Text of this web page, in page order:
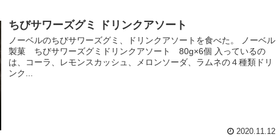
ちびサワーズグミ ドリンクアソート
ノーベルのちびサワーズグミ、ドリンクアソートを食べた。 ノーベル
製菓 ちびサワーズグミドリンクアソート 80g×6個 入っているの
は、コーラ、レモンスカッシュ、メロンソーダ、ラムネの４種類ドリ
ンク...
2020.11.12